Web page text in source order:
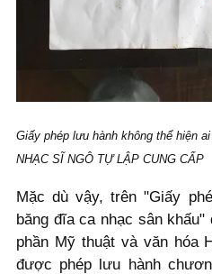
Giấy phép lưu hành không thể hiện
NHẠC SĨ NGÔ TỰ LẬP CUNG CẤP
Mặc dù vậy, trên "Giấy
băng đĩa ca nhạc sân
phần Mỹ thuật và văn hóa
được phép lưu hành